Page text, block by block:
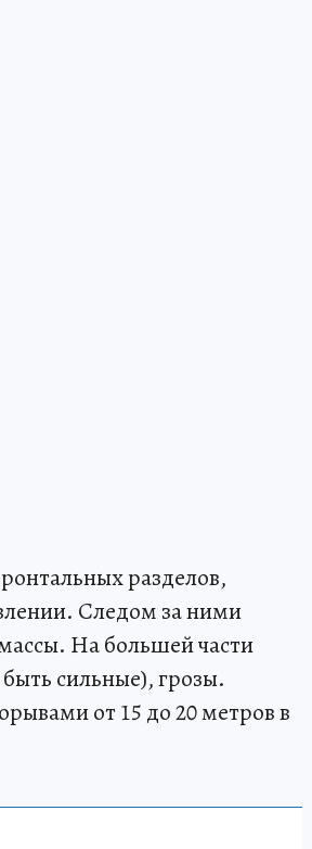
разделов,
Следом за ними
На большей части
сильные), грозы.
от 15 до 20 метров в